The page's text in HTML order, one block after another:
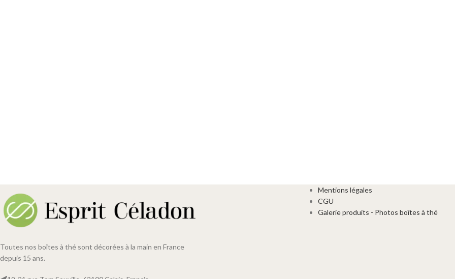
Toutes nos boîtes à thé sont décorées à la main en France
depuis 15 ans.
Mentions légales
CGU
Galerie produits - Photos boîtes à thé